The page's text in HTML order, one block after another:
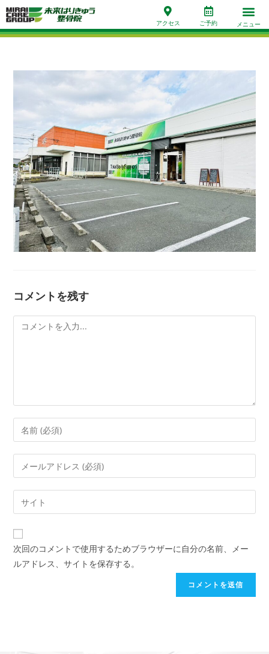
アクセス ご予約 メニュー
コメントを残す
次回のコメントで使用するためブラウザーに自分の名前、メー
ルアドレス、サイトを保存する。